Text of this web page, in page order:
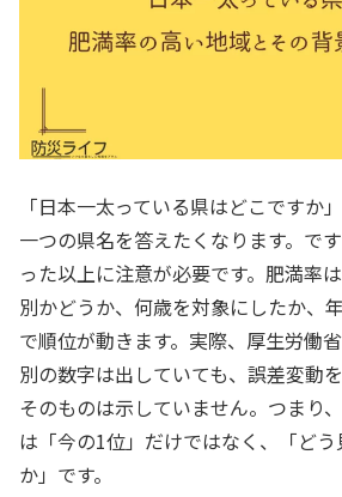
「日本一太っている県はどこですか
一つの県名を答えたくなります。で
った以上に注意が必要です。肥満率
別かどうか、何歳を対象にしたか、
で順位が動きます。実際、厚生労働
別の数字は出していても、誤差変動
そのものは示していません。つまり
は「今の1位」だけではなく、「ど
か」です。